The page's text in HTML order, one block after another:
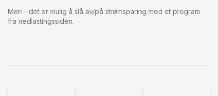
Men - det er mulig å slå av/på strømsparing med et program
fra nedlastingssiden.